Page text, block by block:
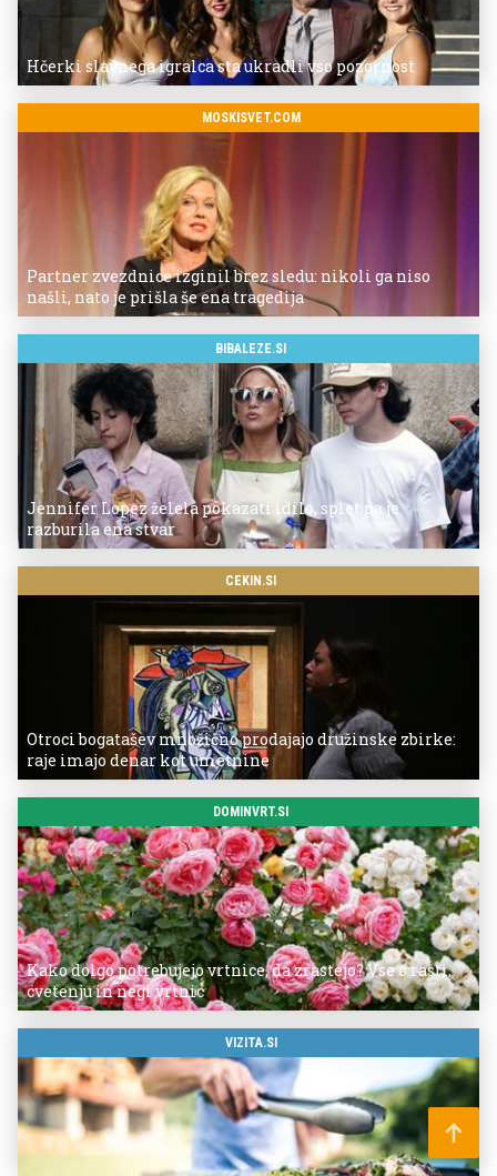
Hčerki slavnega igralca sta ukradli vso pozornost
MOSKISVET.COM
Partner zvezdnice izginil brez sledu: nikoli ga niso
našli, nato je prišla še ena tragedija
BIBALEZE.SI
Jennifer Lopez želela pokazati idilo, splet pa je
razburila ena stvar
CEKIN.SI
Otroci bogatašev množično prodajajo družinske zbirke:
raje imajo denar kot umetnine
DOMINVRT.SI
Kako dolgo potrebujejo vrtnice, da zrastejo? Vse o rasti,
cvetenju in negi vrtnic
VIZITA.SI